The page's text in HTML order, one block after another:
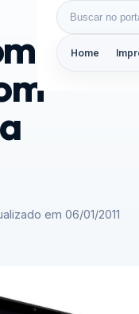
Buscar por:
Home
é o
em 06/01/2011